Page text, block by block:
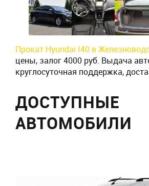
Прокат Hyundai I40 в
цены, залог 4000 руб. Выдача
круглосуточная поддержка,
ДОСТУПНЫЕ
АВТОМОБИЛИ